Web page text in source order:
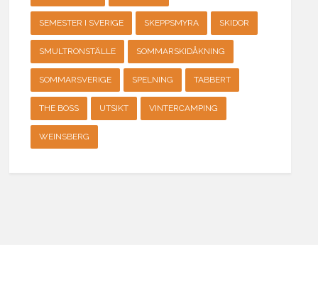
SEMESTER I SVERIGE SKEPPSMYRA SKIDOR
SMULTRONSTÄLLE SOMMARSKIDÅKNING
SOMMARSVERIGE SPELNING TABBERT
THE BOSS UTSIKT VINTERCAMPING
WEINSBERG